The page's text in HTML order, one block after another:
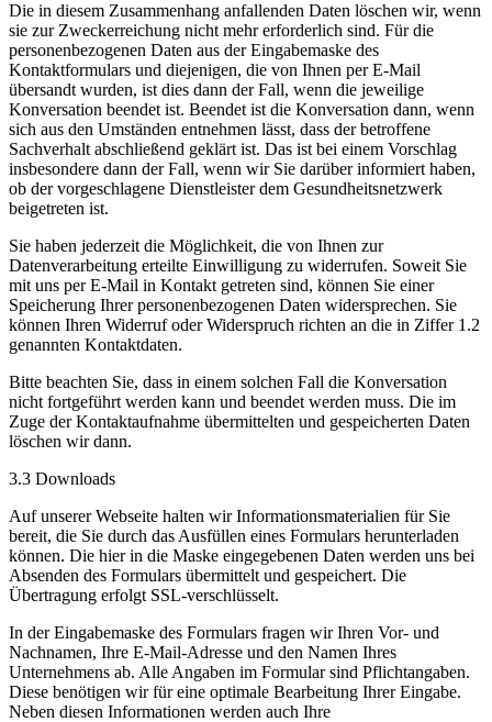
Die in diesem Zusammenhang anfallenden Daten löschen wir, wenn
sie zur Zweckerreichung nicht mehr erforderlich sind. Für die
personenbezogenen Daten aus der Eingabemaske des
Kontaktformulars und diejenigen, die von Ihnen per E-Mail
übersandt wurden, ist dies dann der Fall, wenn die jeweilige
Konversation beendet ist. Beendet ist die Konversation dann, wenn
sich aus den Umständen entnehmen lässt, dass der betroffene
Sachverhalt abschließend geklärt ist. Das ist bei einem Vorschlag
insbesondere dann der Fall, wenn wir Sie darüber informiert haben,
ob der vorgeschlagene Dienstleister dem Gesundheitsnetzwerk
beigetreten ist.
Sie haben jederzeit die Möglichkeit, die von Ihnen zur
Datenverarbeitung erteilte Einwilligung zu widerrufen. Soweit Sie
mit uns per E-Mail in Kontakt getreten sind, können Sie einer
Speicherung Ihrer personenbezogenen Daten widersprechen. Sie
können Ihren Widerruf oder Widerspruch richten an die in Ziffer 1.2
genannten Kontaktdaten.
Bitte beachten Sie, dass in einem solchen Fall die Konversation
nicht fortgeführt werden kann und beendet werden muss. Die im
Zuge der Kontaktaufnahme übermittelten und gespeicherten Daten
löschen wir dann.
3.3 Downloads
Auf unserer Webseite halten wir Informationsmaterialien für Sie
bereit, die Sie durch das Ausfüllen eines Formulars herunterladen
können. Die hier in die Maske eingegebenen Daten werden uns bei
Absenden des Formulars übermittelt und gespeichert. Die
Übertragung erfolgt SSL-verschlüsselt.
In der Eingabemaske des Formulars fragen wir Ihren Vor- und
Nachnamen, Ihre E-Mail-Adresse und den Namen Ihres
Unternehmens ab. Alle Angaben im Formular sind Pflichtangaben.
Diese benötigen wir für eine optimale Bearbeitung Ihrer Eingabe.
Neben diesen Informationen werden auch Ihre